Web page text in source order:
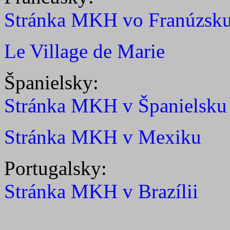
Stránka MKH vo
Le Village de Marie
Španielsky:
Stránka MKH v Španielsku
Stránka MKH v Mexiku
Portugalsky:
Stránka MKH v Brazílii